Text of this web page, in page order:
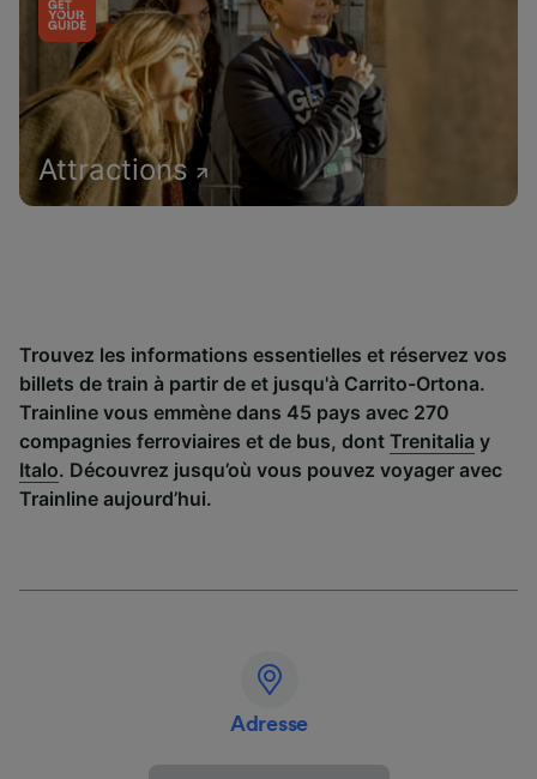
Attractions
Trouvez les informations essentielles et réservez vos
billets de train à partir de et jusqu'à Carrito-Ortona.
Trainline vous emmène dans 45 pays avec 270
compagnies ferroviaires et de bus, dont Trenitalia y
Italo. Découvrez jusqu’où vous pouvez voyager avec
Trainline aujourd’hui.
Adresse